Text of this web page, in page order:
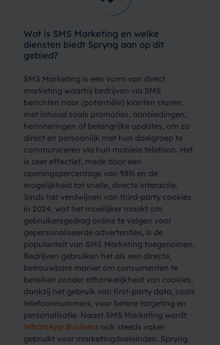
Wat is SMS Marketing en welke
diensten biedt Spryng aan op dit
gebied?
SMS Marketing is een vorm van direct
marketing waarbij bedrijven via SMS
berichten naar (potentiële) klanten sturen,
met inhoud zoals promoties, aanbiedingen,
herinneringen of belangrijke updates, om zo
direct en persoonlijk met hun doelgroep te
communiceren via hun mobiele telefoon. Het
is zeer effectief, mede door een
openingspercentage van 98% en de
mogelijkheid tot snelle, directe interactie.
Sinds het verdwijnen van third-party cookies
in 2024, wat het moeilijker maakt om
gebruikersgedrag online te volgen voor
gepersonaliseerde advertenties, is de
populariteit van SMS Marketing toegenomen.
Bedrijven gebruiken het als een directe,
betrouwbare manier om consumenten te
bereiken zonder afhankelijkheid van cookies,
dankzij het gebruik van first-party data, zoals
telefoonnummers, voor betere targeting en
personalisatie. Naast SMS Marketing wordt
WhatsApp Business ook steeds vaker
gebruikt voor marketingdoeleinden. Spryng